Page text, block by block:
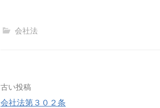
会社法
投
古い投稿
会社法第３０２条